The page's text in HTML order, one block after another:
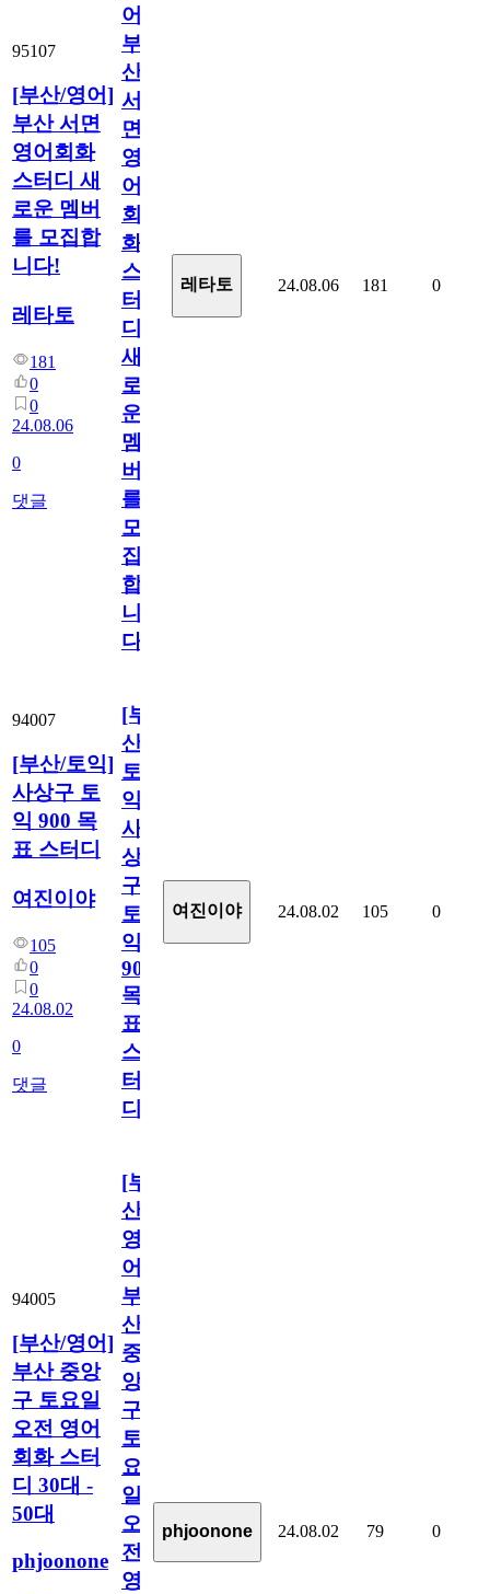
95107
[부산/영어]
부산 서면
영어회화
스터디 새
로운 멤버
를 모집합
니다!
레타토
181
0
0
24.08.06
0
댓글
어]
부
산
서
면
영
어
회
화
스
터
디
새
로
운
멤
버
를
모
집
합
니
다!
레타토 24.08.06 181 0
94007
[부산/토익]
사상구 토
익 900 목
표 스터디
여진이야
105
0
0
24.08.02
0
댓글
[부
산/
토
익]
사
상
구
토
익
900
목
표
스
터
디
여진이야 24.08.02 105 0
94005
[부산/영어]
부산 중앙
구 토요일
오전 영어
회화 스터
디 30대 -
50대
phjoonone
[부
산/
영
어]
부
산
중
앙
구
토
요
일
오
전
영
phjoonone 24.08.02 79 0